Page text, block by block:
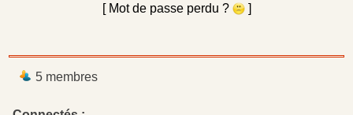
[ Mot de passe perdu ? ]
5 membres